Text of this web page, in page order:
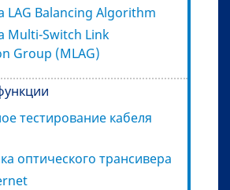
LAG Balancing Algorithm
Multi-Switch Link
Group (MLAG)
тестирование кабеля
оптического трансивера